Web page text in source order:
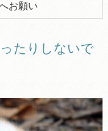
お願い
たりしないで